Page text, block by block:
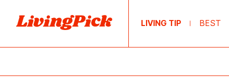
LIVING TIP | BEST